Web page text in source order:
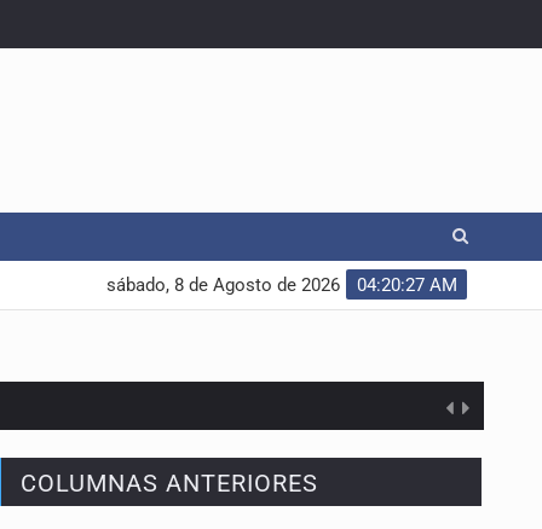
04:20:27 AM
sábado, 8 de Agosto de 2026
COLUMNAS ANTERIORES